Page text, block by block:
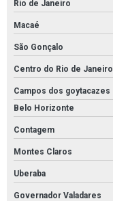
Fornecedor de tubos e
Fornecedor de tubos e
Fornecedor de tubos
Fornecedor de tubos
Fornecedores de
Fornecedores de
Fornecedores de
Rio de Janeiro
Macaé
São Gonçalo
Centro do Rio de Janeiro
Campos dos goytacazes
Belo Horizonte
Contagem
Montes Claros
Uberaba
Governador Valadares